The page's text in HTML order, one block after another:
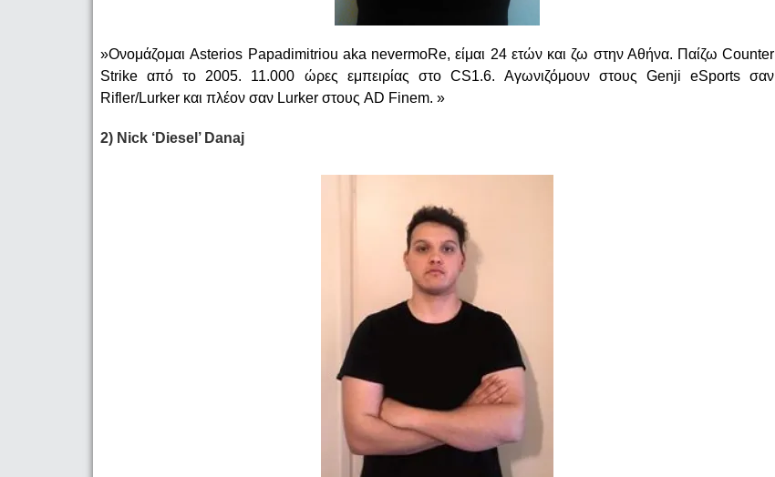
»Ονομάζομαι Asterios Papadimitriou aka nevermoRe, είμαι 24 ετών και ζω στην Αθήνα. Παίζω Counter
Strike από το 2005. 11.000 ώρες εμπειρίας στο CS1.6. Αγωνιζόμουν στους Genji eSports σαν
Rifler/Lurker και πλέον σαν Lurker στους AD Finem. »
2) Nick ‘Diesel’ Danaj